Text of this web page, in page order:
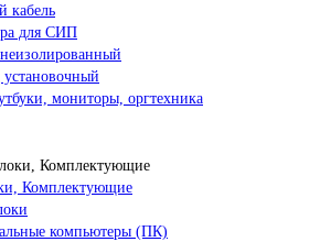
кабель
для СИП
мониторы, оргтехника
Комплектующие
компьютеры (ПК)